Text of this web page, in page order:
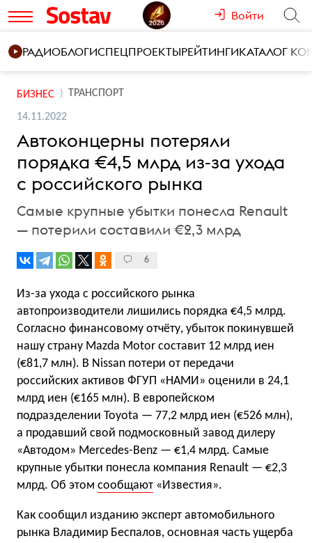
Войти
РАДИОБЛОГИСПЕЦПРОЕКТЫРЕЙТИНГИКАТАЛОГ
БИЗНЕС ТРАНСПОРТ
14.11.2022
Автоконцерны потеряли
порядка €4,5 млрд из-за ухода
с российского рынка
Самые крупные убытки понесла Renault
— потерили составили €2,3 млрд
6
Из-за ухода с российского рынка
автопроизводители лишились порядка €4,5 млрд.
Согласно финансовому отчёту, убыток покинувшей
нашу страну Mazda Motor составит 12 млрд иен
(€81,7 млн). В Nissan потери от передачи
российских активов ФГУП «НАМИ» оценили в 24,1
млрд иен (€165 млн). В европейском
подразделении Toyota — 77,2 млрд иен (€526 млн),
а продавший свой подмосковный завод дилеру
«Автодом» Мercedes-Benz — €1,4 млрд. Самые
крупные убытки понесла компания Renault — €2,3
млрд. Об этом сообщают «Известия».
Как сообщил изданию эксперт автомобильного
рынка Владимир Беспалов, основная часть ущерба